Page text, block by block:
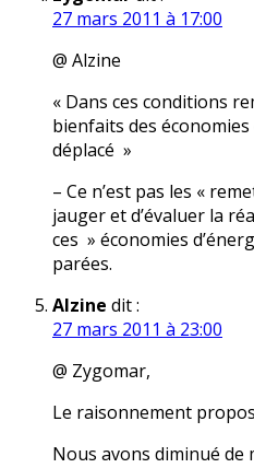
27 mars 2011 à 17:00
@ Alzine
« Dans ces conditions
bienfaits des
déplacé »
– Ce n’est pas les «
jauger et d’évaluer la
ces » économies
parées.
Alzine dit :
27 mars 2011 à 23:00
@ Zygomar,
Le raisonnement
Nous avons diminué de